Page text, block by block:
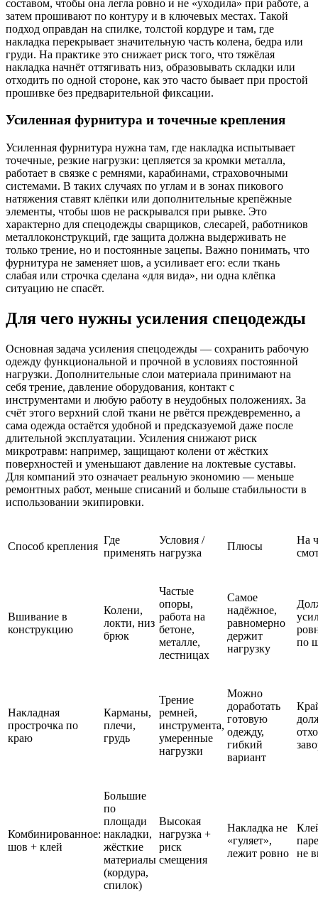
составом, чтобы она легла ровно и не «уходила» при работе, а
затем прошивают по контуру и в ключевых местах. Такой
подход оправдан на спилке, толстой кордуре и там, где
накладка перекрывает значительную часть колена, бедра или
груди. На практике это снижает риск того, что тяжёлая
накладка начнёт оттягивать низ, образовывать складки или
отходить по одной стороне, как это часто бывает при простой
прошивке без предварительной фиксации.
Усиленная фурнитура и точечные крепления
Усиленная фурнитура нужна там, где накладка испытывает
точечные, резкие нагрузки: цепляется за кромки металла,
работает в связке с ремнями, карабинами, страховочными
системами. В таких случаях по углам и в зонах пикового
натяжения ставят клёпки или дополнительные крепёжные
элементы, чтобы шов не раскрывался при рывке. Это
характерно для спецодежды сварщиков, слесарей, работников
металлоконструкций, где защита должна выдерживать не
только трение, но и постоянные зацепы. Важно понимать, что
фурнитура не заменяет шов, а усиливает его: если ткань
слабая или строчка сделана «для вида», ни одна клёпка
ситуацию не спасёт.
Для чего нужны усиления спецодежды
Основная задача усиления спецодежды — сохранить рабочую
одежду функциональной и прочной в условиях постоянной
нагрузки. Дополнительные слои материала принимают на
себя трение, давление оборудования, контакт с
инструментами и любую работу в неудобных положениях. За
счёт этого верхний слой ткани не рвётся преждевременно, а
сама одежда остаётся удобной и предсказуемой даже после
длительной эксплуатации. Усиления снижают риск
микротравм: например, защищают колени от жёстких
поверхностей и уменьшают давление на локтевые суставы.
Для компаний это означает реальную экономию — меньше
ремонтных работ, меньше списаний и больше стабильности в
использовании экипировки.
Способ крепления
Где
применять
Условия /
нагрузка
Плюсы
На
Вшивание в
конструкцию
Колени,
локти, низ
брюк
Частые
опоры,
работа на
бетоне,
металле,
лестницах
Самое
надёжное,
равномерно
держит
нагрузку
по
Накладная
прострочка по
краю
Карманы,
плечи,
грудь
Трение
ремней,
инструмента,
умеренные
нагрузки
Можно
доработать
готовую
одежду,
гибкий
вариант
Комбинированное:
шов + клей
Большие
по
площади
накладки,
жёсткие
материалы
(кордура,
спилок)
Высокая
нагрузка +
риск
смещения
Накладка не
«гуляет»,
лежит ровно
не